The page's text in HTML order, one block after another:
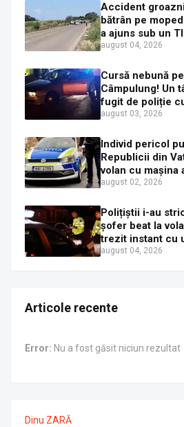
Accident
bătrân pe
a ajuns sub un
august 04, 2026
Cursă nebună
Câmpulung! Un
fugit de poliție
oprit într-un gard
august 03, 2026
Individ pericol
Republicii din
volan cu mașina
în plină zi
august 02, 2026
Polițiștii i-au
șofer beat la
trezit instant cu
august 04, 2026
Articole recente
Error: Nu a fost găsit niciun rezultat
Dinu ZARĂ